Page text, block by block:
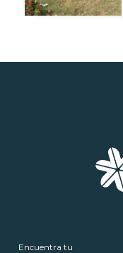
Encuentra tu